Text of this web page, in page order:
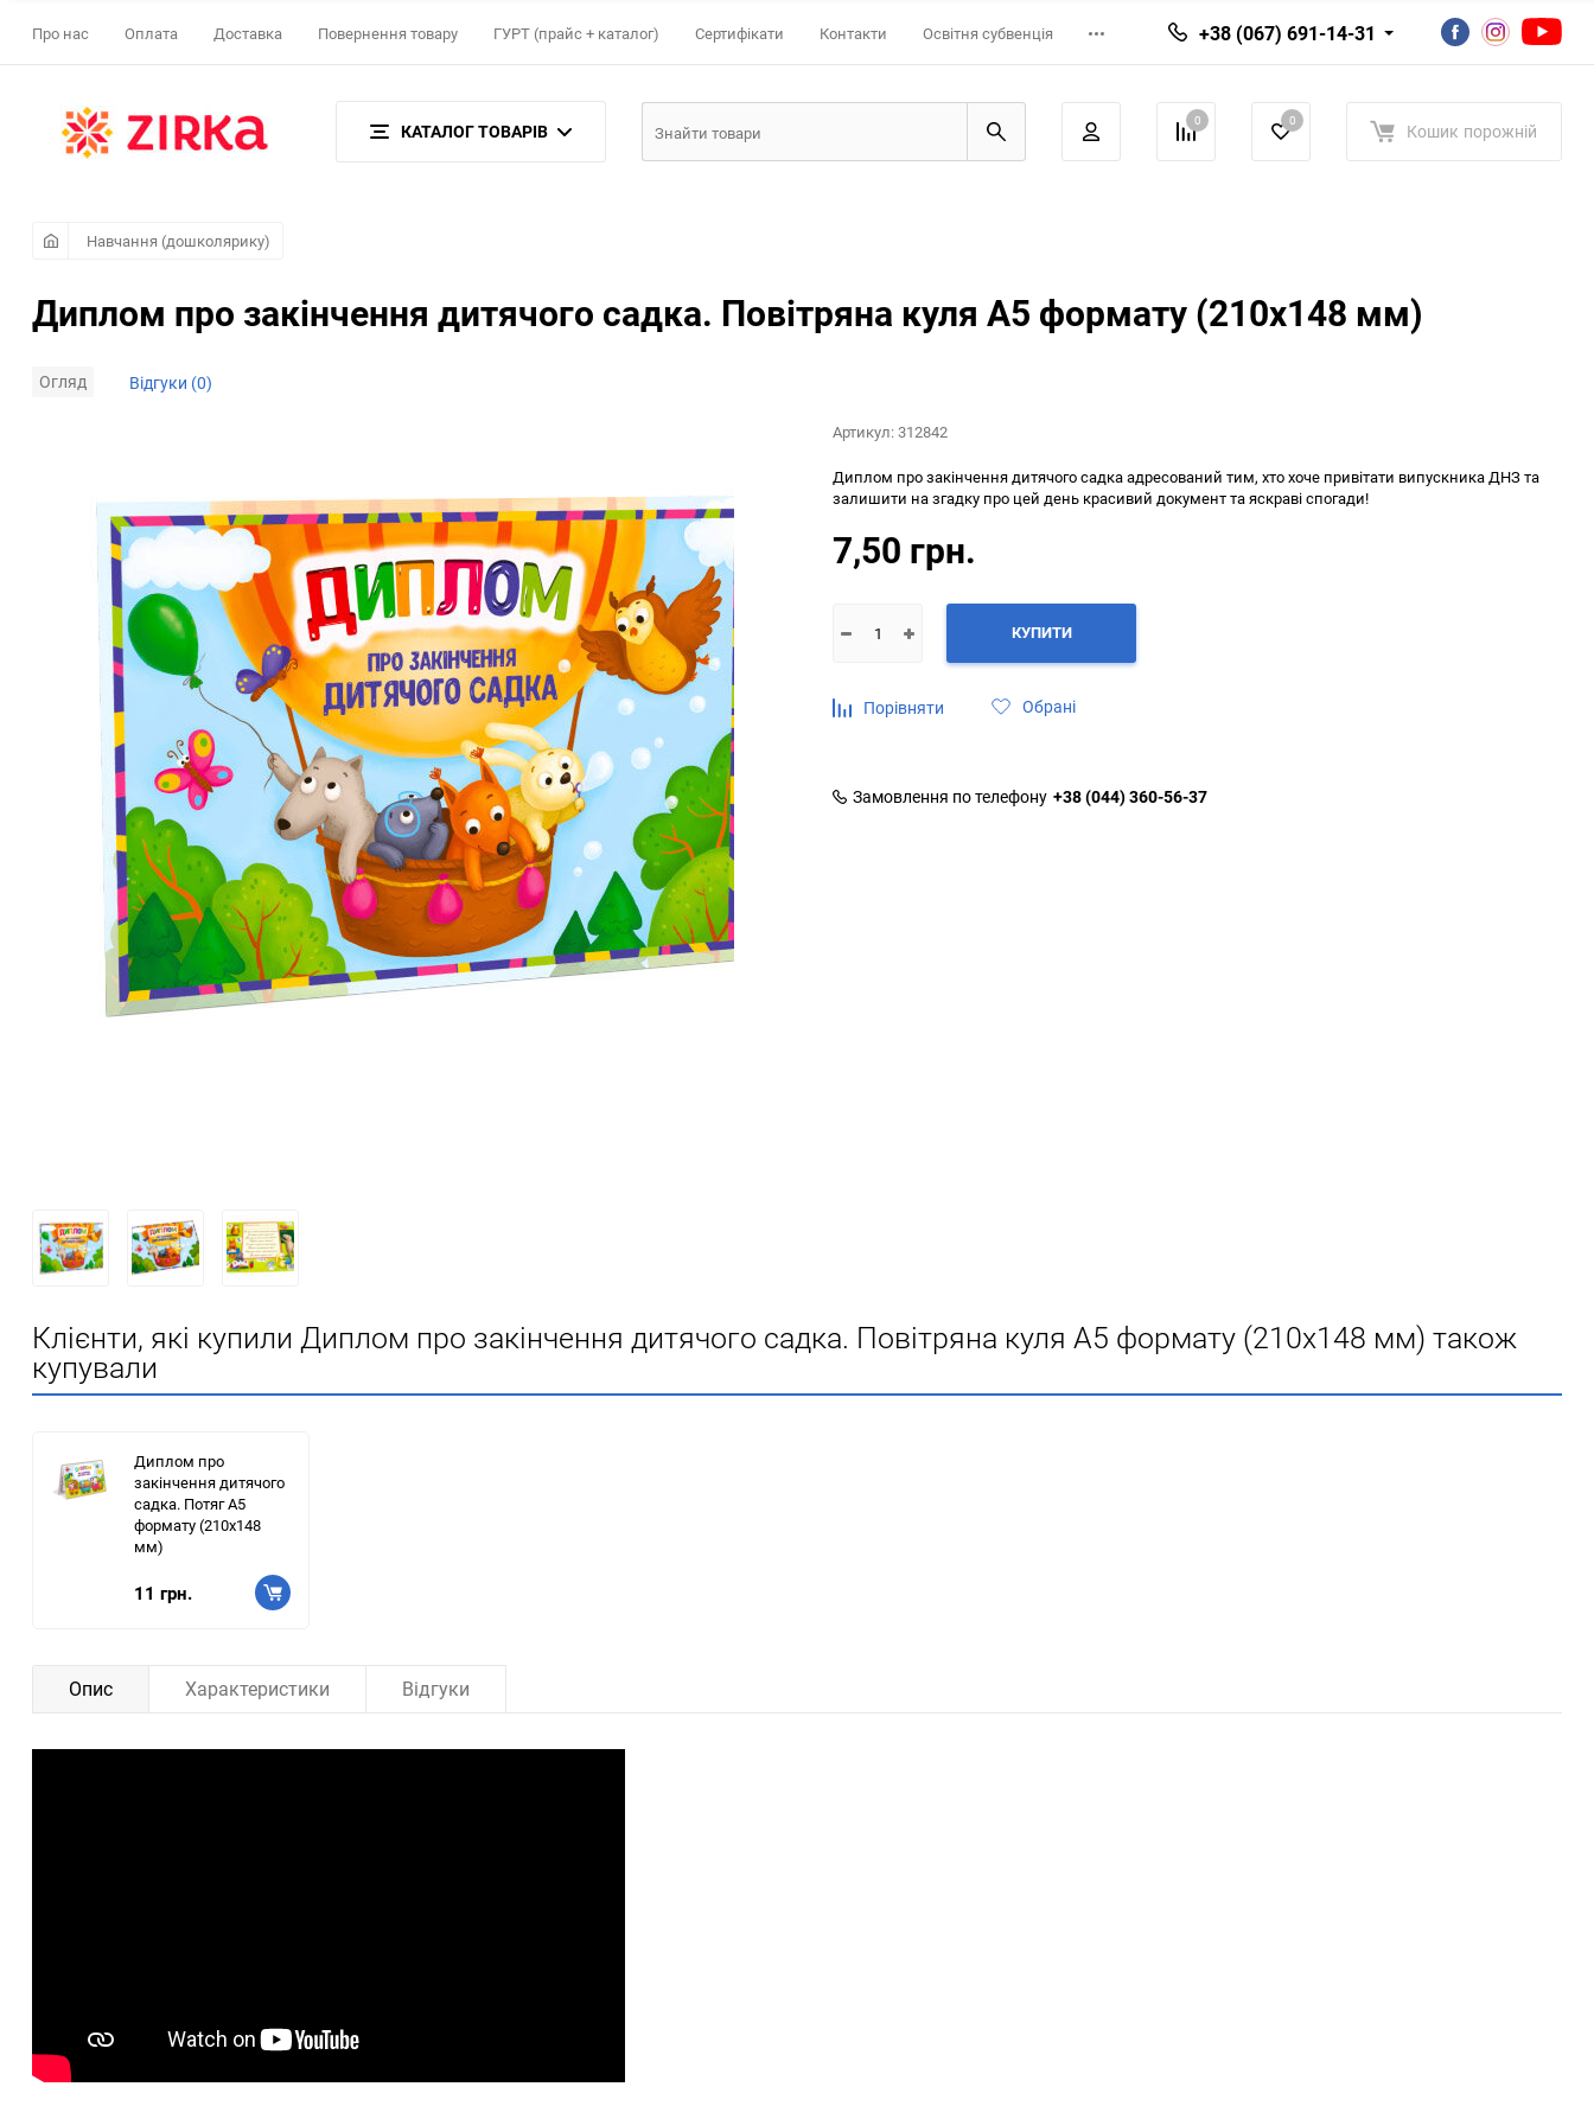
Про нас Оплата Доставка Повернення товару ГУРТ (прайс + каталог) Сертифікати Контакти Освітня субвенція +38 (067) 691-14-31
КАТАЛОГ ТОВАРІВ 0 0 Кошик порожній
Навчання (дошколярику)
Диплом про закінчення дитячого садка. Повітряна куля А5 формату (210х148 мм)
Огляд Відгуки (0)
Артикул:312842
Диплом про закінчення дитячого садка адресований тим, хто хоче привітати випускника ДНЗ та
залишити на згадку про цей день красивий документ та яскраві спогади!
7,50 грн.
КУПИТИ
Порівняти Обрані
Замовлення по телефону +38 (044) 360-56-37
Клієнти, які купили Диплом про закінчення дитячого садка. Повітряна куля А5 формату (210х148 мм) також
купували
Диплом про
закінчення дитячого
садка. Потяг А5
формату (210х148
мм)
11 грн.
Опис Характеристики Відгуки